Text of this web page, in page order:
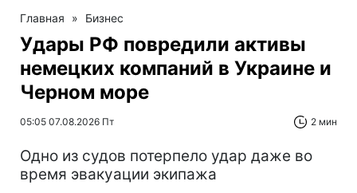
Главная » Бизнес
Удары РФ повредили активы
немецких компаний в Украине и
Черном море
05:05 07.08.2026 Пт 2 мин
Одно из судов потерпело удар даже во
время эвакуации экипажа